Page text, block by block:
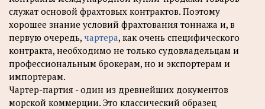
служат основой фрахтовых контрактов. Поэтому
хорошее знание условий фрахтования тоннажа и, в
первую очередь, чартера, как очень специфического
контракта, необходимо не только судовладельцам и
профессиональным брокерам, но и экспортерам и
импортерам.
Чартер-партия - один из древнейших документов
морской коммерции. Это классический образец